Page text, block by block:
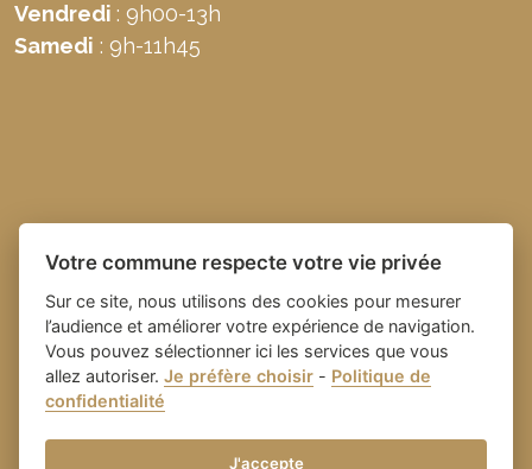
Vendredi : 9h00-13h
Samedi : 9h-11h45
Place du village la solution web
et appli des collectivités
- Commune de
-
Gestion des cookies
Votre commune respecte votre vie privée
Sur ce site, nous utilisons des cookies pour mesurer
l’audience et améliorer votre expérience de navigation.
Vous pouvez sélectionner ici les services que vous
allez autoriser.Je préfère choisir - Politique de
confidentialité
J'accepte